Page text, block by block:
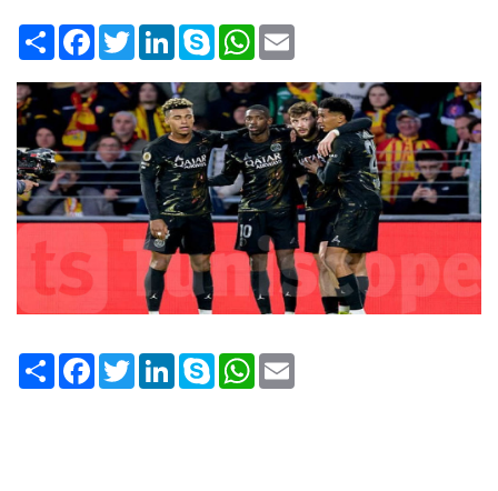
Share
FacebookTwitterLinkedInSkype
WhatsAppEmail
Share FacebookTwitterLinkedInSkype WhatsApp